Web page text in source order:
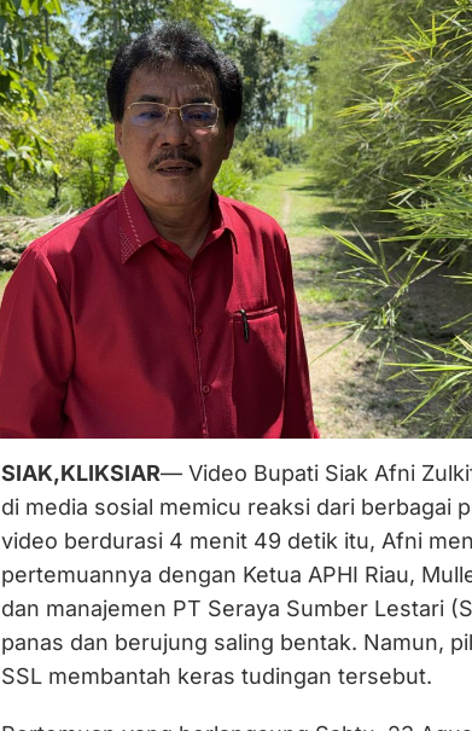
SIAK,KLIKSIAR— Video Bupati Siak Afni
di media sosial memicu reaksi dari berbagai
video berdurasi 4 menit 49 detik itu, Afni
pertemuannya dengan Ketua APHI Riau,
dan manajemen PT Seraya Sumber Lestari
panas dan berujung saling bentak. Namun,
SSL membantah keras tudingan tersebut.